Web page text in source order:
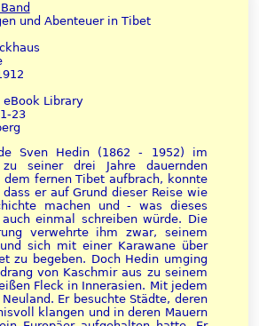
und Abenteuer in Tibet
Library
23
Sven Hedin (1862 - 1952) im
seiner drei Jahre dauernden
dem fernen Tibet aufbrach, konnte
er auf Grund dieser Reise wie
machen und - was dieses
einmal schreiben würde. Die
verwehrte ihm zwar, seinem
sich mit einer Karawane über
zu begeben. Doch Hedin umging
von Kaschmir aus zu seinem
Fleck in Innerasien. Mit jedem
Er besuchte Städte, deren
klangen und in deren Mauern